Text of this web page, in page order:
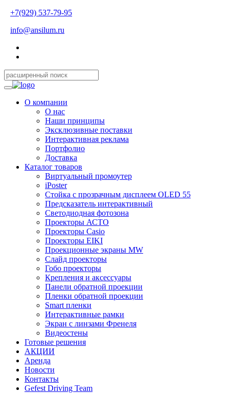
+7(929) 537-79-95
info@ansilum.ru
О компании
О нас
Наши принципы
Эксклюзивные поставки
Интерактивная реклама
Портфолио
Доставка
Каталог товаров
Виртуальный промоутер
iPoster
Стойка с прозрачным дисплеем OLED 55
Предсказатель интерактивный
Светодиодная фотозона
Проекторы АСТО
Проекторы Casio
Проекторы EIKI
Проекционные экраны MW
Слайд проекторы
Гобо проекторы
Крепления и аксессуары
Панели обратной проекции
Пленки обратной проекции
Smart пленки
Интерактивные рамки
Экран с линзами Френеля
Видеостены
Готовые решения
АКЦИИ
Аренда
Новости
Контакты
Gefest Driving Team